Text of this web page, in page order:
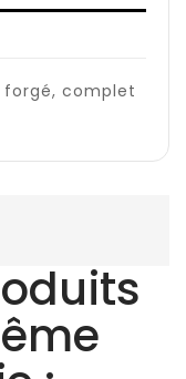
complet